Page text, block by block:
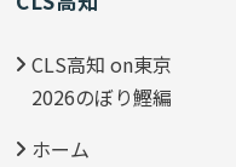
CLS高知 on東京
2026のぼり鰹編
ホーム